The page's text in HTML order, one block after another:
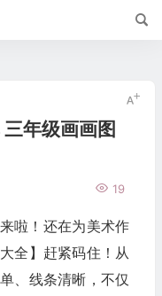
年级画画图
19
啦！还在为美术作
全】赶紧码住！从
、线条清晰，不仅